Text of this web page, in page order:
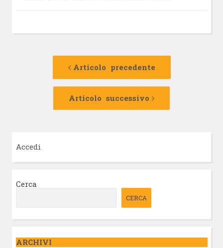
Navigazione
Articolo precedente
Articolo
Articolo successivo
Articolo
Accedi
Cerca
CERCA
ARCHIVI